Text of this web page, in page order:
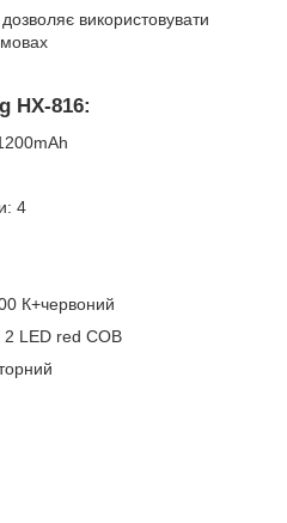
використовувати
HX-816:
4
К+червоний
2 LED red COB